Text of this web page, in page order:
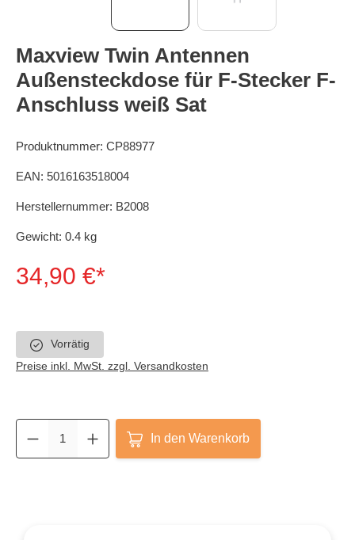
Maxview Twin Antennen
Außensteckdose für F-Stecker F-
Anschluss weiß Sat
Produktnummer: CP88977
EAN: 5016163518004
Herstellernummer: B2008
Gewicht: 0.4 kg
34,90 €*
Vorrätig
Preise inkl. MwSt. zzgl. Versandkosten
In den Warenkorb